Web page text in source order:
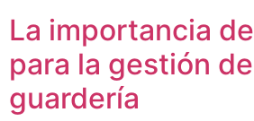
La importancia
para la gestión
guardería